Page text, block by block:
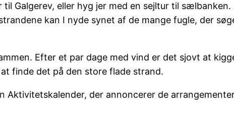
til Galgerev, eller hyg jer med en sejltur til
kan I nyde synet af de mange fugle, der
Efter et par dage med vind er det sjovt at
finde det på den store flade strand.
Aktivitetskalender, der annoncerer de